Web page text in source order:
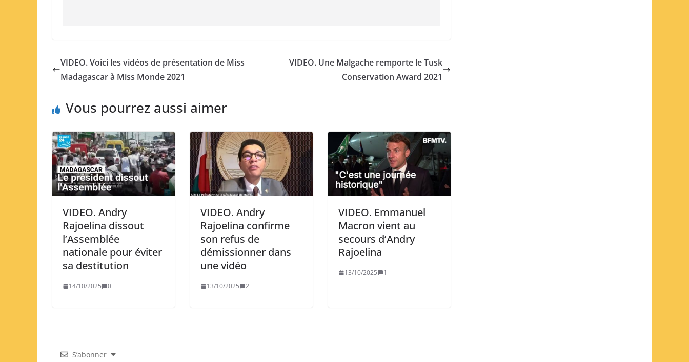
VIDEO. Voici les vidéos de présentation de Miss
Madagascar à Miss Monde 2021
VIDEO. Une Malgache remporte le Tusk
Conservation Award 2021
Vous pourrez aussi aimer
VIDEO. Andry
Rajoelina dissout
l’Assemblée
nationale pour éviter
sa destitution
14/10/2025 0
VIDEO. Andry
Rajoelina confirme
son refus de
démissionner dans
une vidéo
13/10/2025 2
VIDEO. Emmanuel
Macron vient au
secours d’Andry
Rajoelina
13/10/2025 1
S’abonner